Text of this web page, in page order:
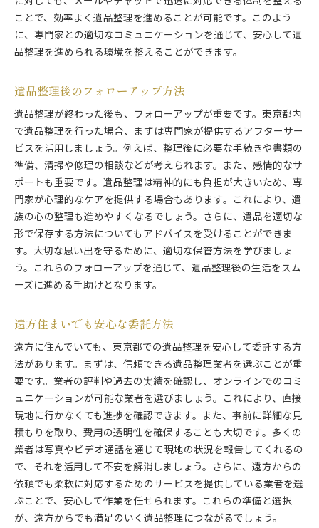
ことで、効率よく遺品整理を進めることが可能です。このよう
に、専門家との適切なコミュニケーションを通じて、安心して遺
品整理を進められる環境を整えることができます。
遺品整理後のフォローアップ方法
遺品整理が終わった後も、フォローアップが重要です。東京都内
で遺品整理を行った場合、まずは専門家が提供するアフターサー
ビスを活用しましょう。例えば、整理後に必要な手続きや書類の
準備、清掃や修理の相談などが考えられます。また、感情的なサ
ポートも重要です。遺品整理は精神的にも負担が大きいため、専
門家が心理的なケアを提供する場合もあります。これにより、遺
族の心の整理も進めやすくなるでしょう。さらに、遺品を適切な
形で保存する方法についてもアドバイスを受けることができま
す。大切な思い出を守るために、適切な保管方法を学びましょ
う。これらのフォローアップを通じて、遺品整理後の生活をスム
ーズに進める手助けとなります。
遠方住まいでも安心な委託方法
遠方に住んでいても、東京都での遺品整理を安心して委託する方
法があります。まずは、信頼できる遺品整理業者を選ぶことが重
要です。業者の評判や過去の実績を確認し、オンラインでのコミ
ュニケーションが可能な業者を選びましょう。これにより、直接
現地に行かなくても進捗を確認できます。また、事前に詳細な見
積もりを取り、費用の透明性を確保することも大切です。多くの
業者は写真やビデオ通話を通じて現地の状況を報告してくれるの
で、それを活用して不安を解消しましょう。さらに、遠方からの
依頼でも柔軟に対応するためのサービスを提供している業者を選
ぶことで、安心して作業を任せられます。これらの準備と選択
が、遠方からでも満足のいく遺品整理につながるでしょう。